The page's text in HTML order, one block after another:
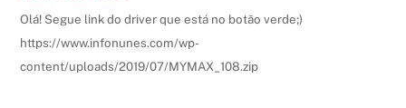
Olá! Segue link do driver que está no botão verde;)
https://www.infonunes.com/wp-
content/uploads/2019/07/MYMAX_108.zip